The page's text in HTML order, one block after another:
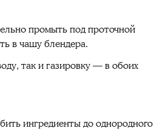
промыть под проточной
в чашу блендера.
так и газировку — в обоих
ингредиенты до однородного